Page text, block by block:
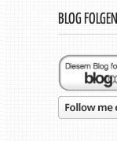
BLOG FOLGEN